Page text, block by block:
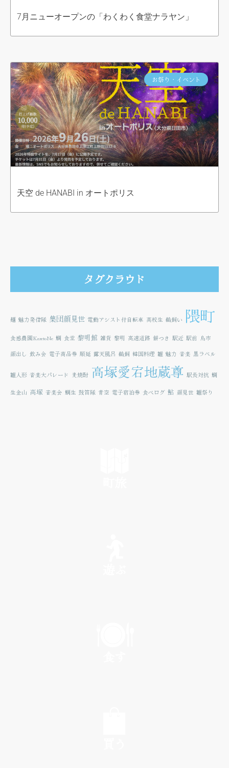
7月ニューオープンの「わくわく食堂ナラヤン」
お祭り・イベント
天空 de HANABI in オートポリス
タグクラウド
麺 魅力発信隊 集団顔見世 電動アシスト付自転車 高校生 鵜飼い 隈町
食感農園KazetoNe 鯛 食堂 黎明館 雑貨 黎明 高速道路 餅つき 駅近 駅前 鳥市
顔出し 飲み会 電子商品券 順延 露天風呂 鵜飼 韓国料理 雛 魅力 音楽 黒ラベル
雛人形 音楽大パレード 麦焼酎 高塚愛宕地蔵尊 駅長対抗 鯛
生金山 高塚 音楽会 鯛生 鼓笛隊 青空 電子宿泊券 食べログ 鮎 顔見世 雛祭り